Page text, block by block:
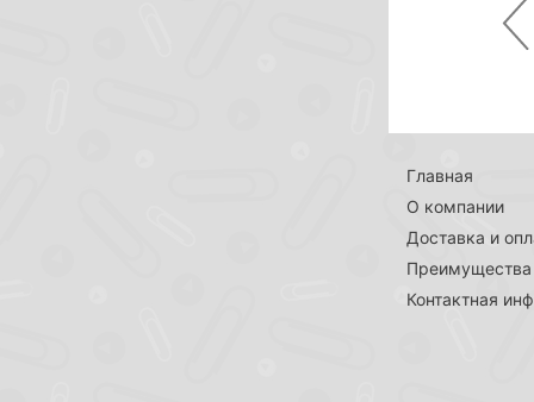
Главная
О компании
Доставка и
Преимущества
Контактная